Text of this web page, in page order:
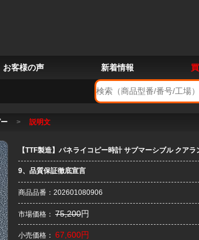
お客様の声 新着情報
> 説明文
【TTF製造】パネライコピー時計 サブマーシブル クア
9、品質保証徹底宣言
商品品番：202601080906
市場価格： 75,200円
小売価格： 67,600円